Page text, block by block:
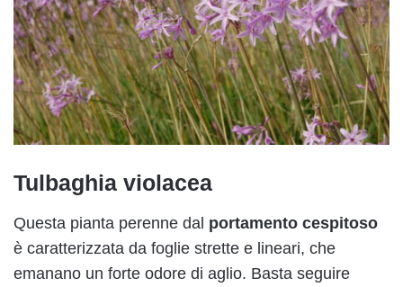
Tulbaghia violacea
Questa pianta perenne dal portamento cespitoso
è caratterizzata da foglie strette e lineari, che
emanano un forte odore di aglio. Basta seguire